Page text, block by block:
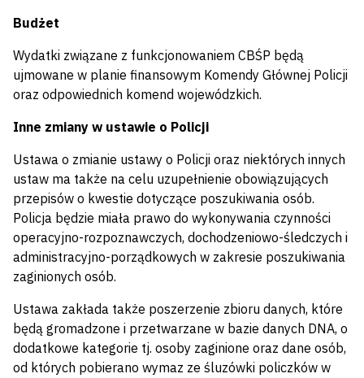
Budżet
Wydatki związane z funkcjonowaniem CBŚP będą
ujmowane w planie finansowym Komendy Głównej Policji
oraz odpowiednich komend wojewódzkich.
Inne zmiany w ustawie o Policji
Ustawa o zmianie ustawy o Policji oraz niektórych innych
ustaw ma także na celu uzupełnienie obowiązujących
przepisów o kwestie dotyczące poszukiwania osób.
Policja będzie miała prawo do wykonywania czynności
operacyjno-rozpoznawczych, dochodzeniowo-śledczych i
administracyjno-porządkowych w zakresie poszukiwania
zaginionych osób.
Ustawa zakłada także poszerzenie zbioru danych, które
będą gromadzone i przetwarzane w bazie danych DNA, o
dodatkowe kategorie tj. osoby zaginione oraz dane osób,
od których pobierano wymaz ze śluzówki policzków w